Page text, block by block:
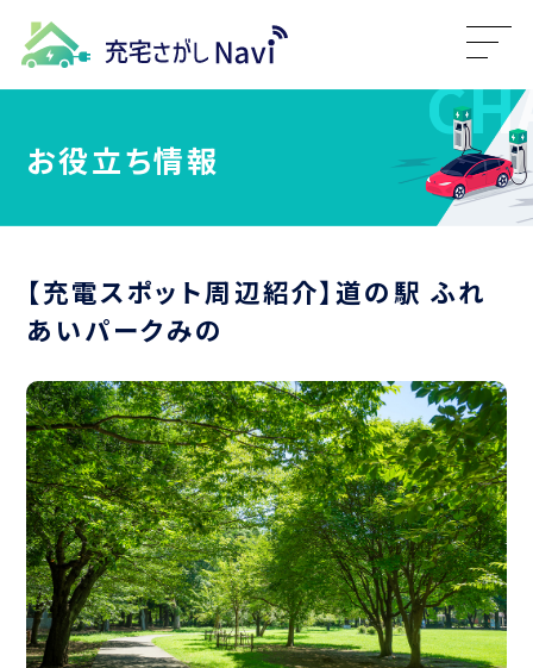
お役立ち情報
【充電スポット周辺紹介】道の駅 ふれ
あいパークみの